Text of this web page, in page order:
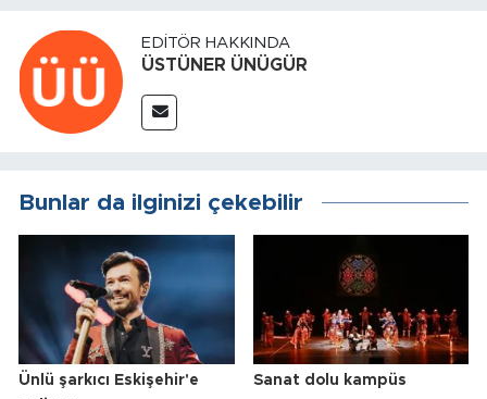
EDITÖR HAKKINDA
ÜSTÜNER ÜNÜGÜR
Bunlar da ilginizi çekebilir
Ünlü şarkıcı Eskişehir'e
Sanat dolu kampüs